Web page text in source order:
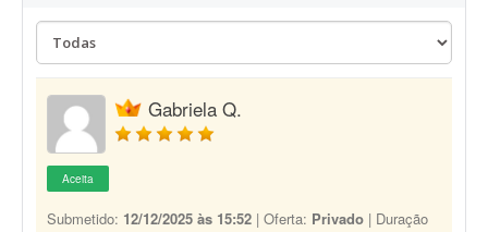
Gabriela Q.
Aceita
Submetido: 12/12/2025 às 15:52 | Oferta: Privado | Duração